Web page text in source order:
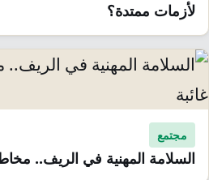
لأزمات ممتدة؟
مجتمع
السلامة المهنية في الريف..